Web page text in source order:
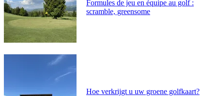
Formules de jeu en équipe au golf :
scramble, greensome
Hoe verkrijgt u uw groene golfkaart?